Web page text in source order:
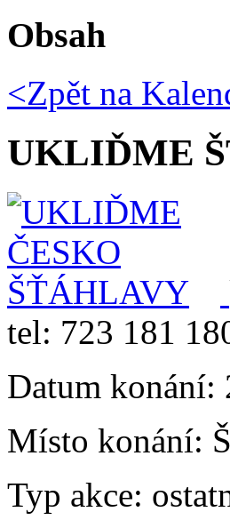
Obsah
<Zpět na
UKLIĎME
tel: 723 181
Datum konání:
Místo konání:
Typ akce: